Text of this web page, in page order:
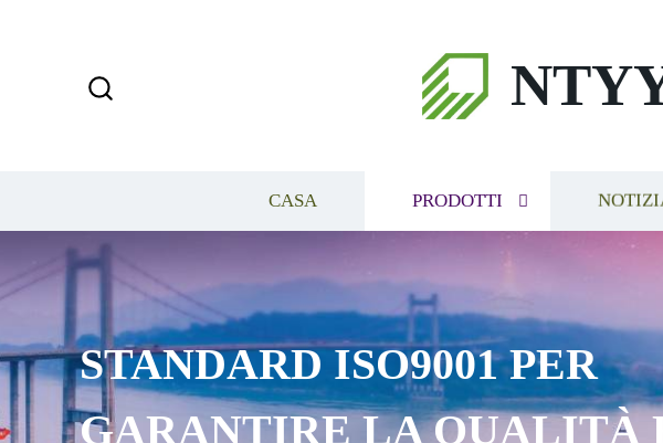
CASA PRODOTTI
STANDARD ISO9001 PER
GARANTIRE LA QUALITÀ